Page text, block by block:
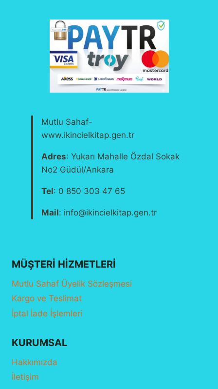
Mutlu Sahaf-
www.ikincielkitap.gen.tr
Adres: Yukarı Mahalle Özdal Sokak
No2 Güdül/Ankara
Tel: 0 850 303 47 65
Mail: info@ikincielkitap.gen.tr
MÜŞTERI HIZMETLERI
Mutlu Sahaf Üyelik Sözleşmesi
Kargo ve Teslimat
İptal İade İşlemleri
KURUMSAL
Hakkımızda
İletişim